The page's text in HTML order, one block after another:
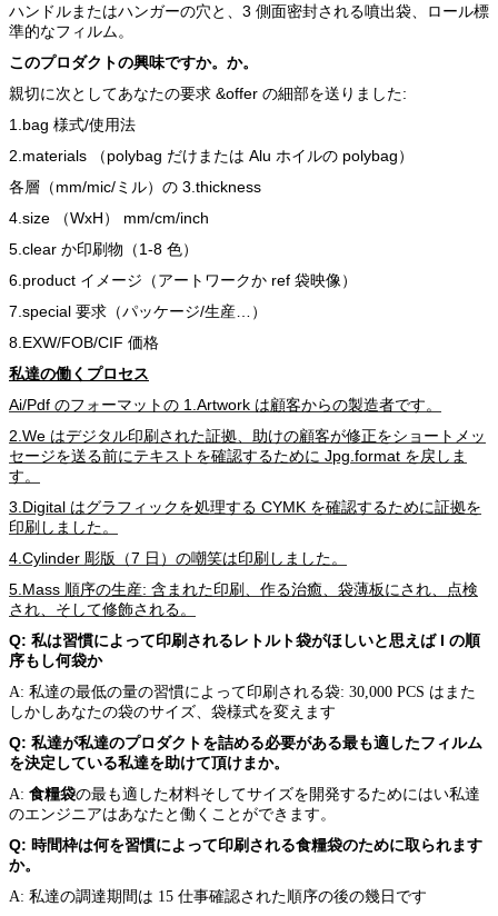
ハンドルまたはハンガーの穴と、3 側面密封される噴出袋、ロール標
準的なフィルム。
このプロダクトの興味ですか。か。
親切に次としてあなたの要求 &offer の細部を送りました:
1.bag 様式/使用法
2.materials （polybag だけまたは Alu ホイルの polybag）
各層（mm/mic/ミル）の 3.thickness
4.size （WxH） mm/cm/inch
5.clear か印刷物（1-8 色）
6.product イメージ（アートワークか ref 袋映像）
7.special 要求（パッケージ/生産…）
8.EXW/FOB/CIF 価格
私達の働くプロセス
Ai/Pdf のフォーマットの 1.Artwork は顧客からの製造者です。
2.We はデジタル印刷された証拠、助けの顧客が修正をショートメッ
セージを送る前にテキストを確認するために Jpg.format を戻しま
す。
3.Digital はグラフィックを処理する CYMK を確認するために証拠を
印刷しました。
4.Cylinder 彫版（7 日）の嘲笑は印刷しました。
5.Mass 順序の生産: 含まれた印刷、作る治癒、袋薄板にされ、点検
され、そして修飾される。
Q: 私は習慣によって印刷されるレトルト袋がほしいと思えば I の順
序もし何袋か
A: 私達の最低の量の習慣によって印刷される袋: 30,000 PCS はまた
しかしあなたの袋のサイズ、袋様式を変えます
Q: 私達が私達のプロダクトを詰める必要がある最も適したフィルム
を決定している私達を助けて頂けまか。
A: 食糧袋の最も適した材料そしてサイズを開発するためにはい私達
のエンジニアはあなたと働くことができます。
Q: 時間枠は何を習慣によって印刷される食糧袋のために取られます
か。
A: 私達の調達期間は 15 仕事確認された順序の後の幾日です